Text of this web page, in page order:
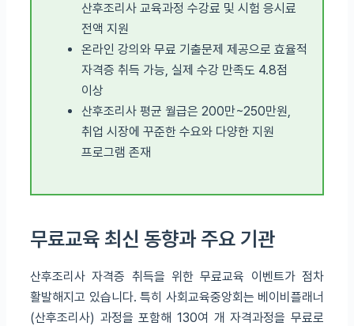
산후조리사 교육과정 수강료 및 시험 응시료
전액 지원
온라인 강의와 무료 기출문제 제공으로 효율적
자격증 취득 가능, 실제 수강 만족도 4.8점
이상
산후조리사 평균 월급은 200만~250만원,
취업 시장에 꾸준한 수요와 다양한 지원
프로그램 존재
무료교육 최신 동향과 주요 기관
산후조리사 자격증 취득을 위한 무료교육 이벤트가 점차
활발해지고 있습니다. 특히 사회교육중앙회는 베이비플래너
(산후조리사) 과정을 포함해 130여 개 자격과정을 무료로